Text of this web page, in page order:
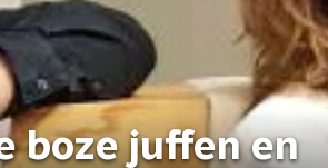
boze juffen en